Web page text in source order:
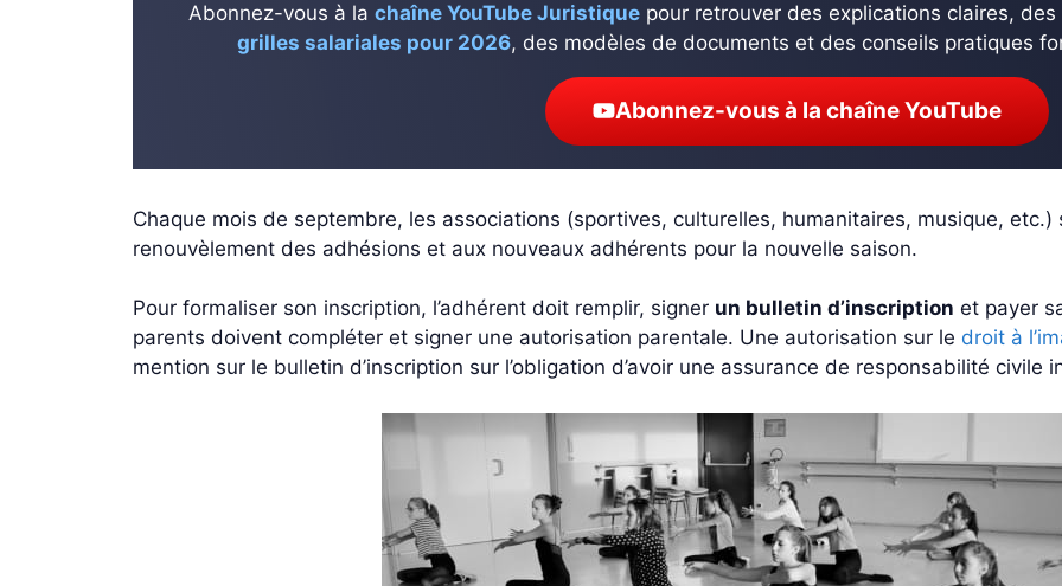
Abonnez-vous à la chaîne YouTube Juristique pour retrouver des explications claires,
grilles salariales pour 2026, des modèles de documents et des conseils pratiques
Abonnez-vous à la chaîne YouTube
Chaque mois de septembre, les associations (sportives, culturelles, humanitaires, musique,
renouvèlement des adhésions et aux nouveaux adhérents pour la nouvelle saison.
Pour formaliser son inscription, l’adhérent doit remplir, signer un bulletin d’inscription et payer
parents doivent compléter et signer une autorisation parentale. Une autorisation sur le droit à
mention sur le bulletin d’inscription sur l’obligation d’avoir une assurance de responsabilité